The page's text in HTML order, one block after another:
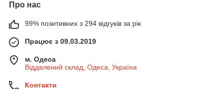
Про нас
99% позитивних з 294 відгуків за рік
Працює з 09.03.2019
м. Одеса
Віддалений склад, Одеса, Україна
Контакти